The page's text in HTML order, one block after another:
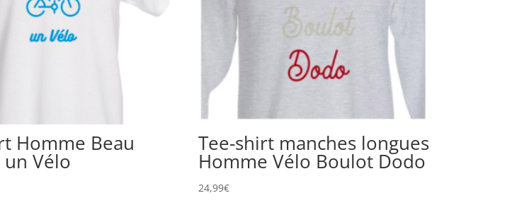
Homme Beau
Vélo
Tee-shirt manches longues
Homme Vélo Boulot Dodo
24,99€